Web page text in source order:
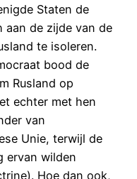
Staten de
aan de zijde van de
te isoleren.
bood de
Rusland op
echter met hen
van
Unie, terwijl de
ervan wilden
Hoe dan ook,